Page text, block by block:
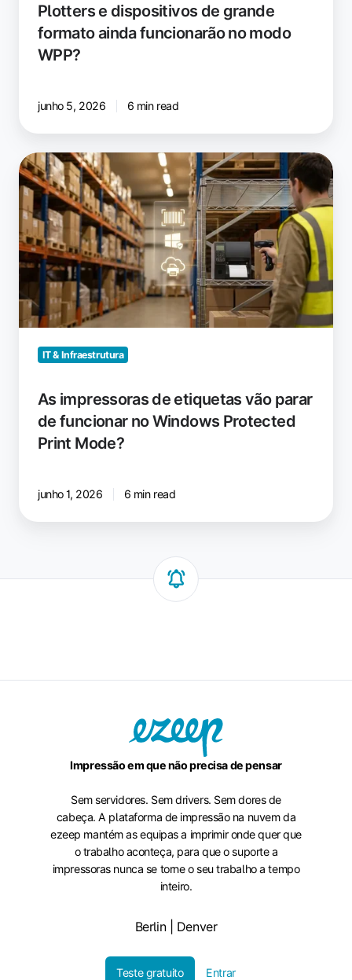
Plotters e dispositivos de grande
formato ainda funcionarão no modo
WPP?
junho 5, 2026 6 min read
As
impressoras
de
etiquetas
vão
parar
de
funcionar
no
Windows
Protected
IT & Infraestrutura
As impressoras de etiquetas vão parar
de funcionar no Windows Protected
Print Mode?
junho 1, 2026 6 min read
Impressão em que não precisa de pensar
Sem servidores. Sem drivers. Sem dores de
cabeça. A plataforma de impressão na nuvem da
ezeep mantém as equipas a imprimir onde quer que
o trabalho aconteça, para que o suporte a
impressoras nunca se torne o seu trabalho a tempo
inteiro.
Berlin | Denver
Teste gratuito Entrar